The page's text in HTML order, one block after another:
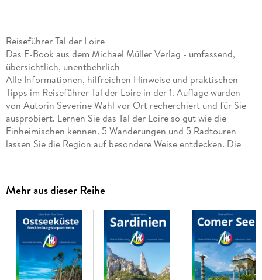
Reiseführer Tal der Loire
Das E-Book aus dem Michael Müller Verlag - umfassend,
übersichtlich, unentbehrlich
Alle Informationen, hilfreichen Hinweise und praktischen
Tipps im Reiseführer Tal der Loire in der 1. Auflage wurden
von Autorin Severine Wahl vor Ort recherchiert und für Sie
ausprobiert. Lernen Sie das Tal der Loire so gut wie die
Einheimischen kennen. 5 Wanderungen und 5 Radtouren
lassen Sie die Region auf besondere Weise entdecken. Die
Schlösser ohne Ende im Garten Frankreichs
Im Tal der Loire, zwischen Orléans und Angers, residierten
einst Frankreichs Könige. Sie und ihre adelige Entourage
haben um die 400 Schlösser und Burgen hinterlassen.
Wahrhaft Königliches hat die fruchtbare Tallandschaft aber
auch jenseits von Schlössern und Burgen zu bieten. 280
Kilometer des Loire-Tals wurden von der UNESCO zum
Mehr aus dieser Reihe